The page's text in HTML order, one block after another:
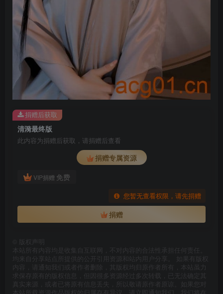
清漪最终版
此内容为捐赠后获取，请捐赠后查看
捐赠专属资源
VIP捐赠 免费
您暂无查看权限，请先捐赠
捐赠
捐赠后获取
版权声明
本站所有内容均是收集自互联网，不对内容的合法性承担任何责任。
均来自分享站点所提供的公开引用资源和站内用户分享。 如果有版权
内容，请通知我们或者作者删除，其版权均归原作者所有，本站虽力
求保存原有的版权信息，但因很多资源经过多次转载，已无法确定其
真实来源，或者已将原有信息丢失，所以敬请原作者原谅。如果您对